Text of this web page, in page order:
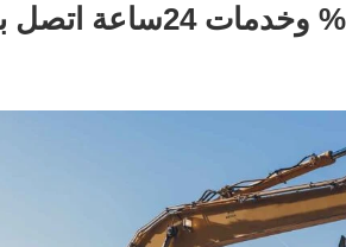
متكاملة100% وخدمات